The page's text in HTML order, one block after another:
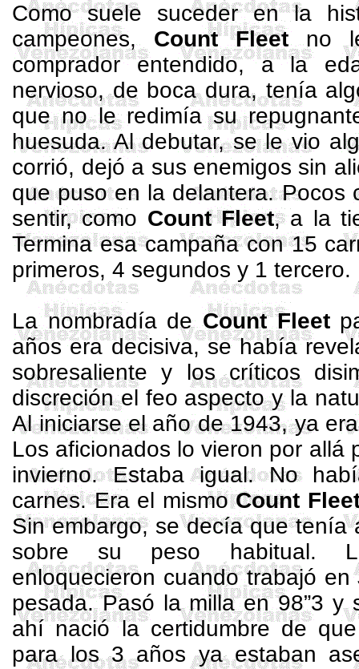
Como suele suceder en la
campeones, Count Fleetno
comprador entendido, a la
nervioso, de boca dura, tenía
que no le redimía su
huesuda. Al debutar, se le vio
corrió, dejó a sus enemigos sin
que puso en la delantera. Pocos
sentir, como Count Fleet, a la
Termina esa campaña con 15
primeros, 4 segundos y 1 tercero.
La nombradía deCount Fleet
años era decisiva, se había
sobresaliente y los críticos
discreción el feo aspecto y la
Al iniciarse el año de 1943, ya
Los aficionados lo vieron por allá
invierno. Estaba igual. No
carnes. Era el mismoCount
Sin embargo, se decía que tenía
sobre su peso habitual.
enloquecieron cuando trabajó
pesada. Pasó la milla en 98”3 y
ahí nació la certidumbre de
para los 3 años ya estaban